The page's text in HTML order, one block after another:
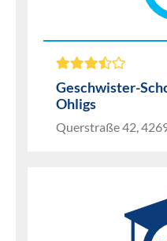
Geschwister-
Ohligs
Querstraße 42,